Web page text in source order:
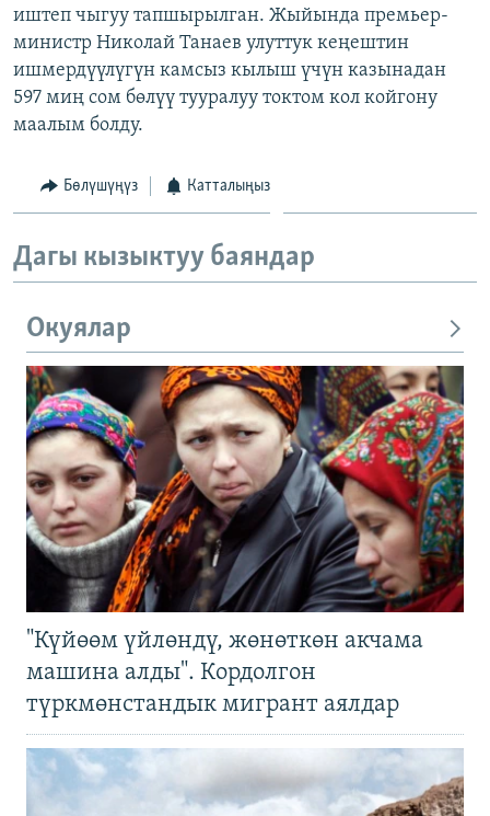
иштеп чыгуу тапшырылган. Жыйында премьер-
министр Николай Танаев улуттук кеңештин
ишмердүүлүгүн камсыз кылыш үчүн казынадан
597 миң сом бөлүү тууралуу токтом кол койгону
маалым болду.
Бөлүшүңүз Катталыңыз
Дагы кызыктуу баяндар
Окуялар
"Күйөөм үйлөндү, жөнөткөн акчама
машина алды". Кордолгон
түркмөнстандык мигрант аялдар